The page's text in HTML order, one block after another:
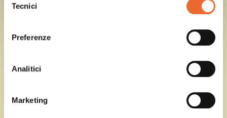
delTecnici
Preferenze
Analitici
Marketing